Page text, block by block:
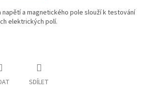
a magnetického pole slouží k testování
elektrických polí.
SDÍLET